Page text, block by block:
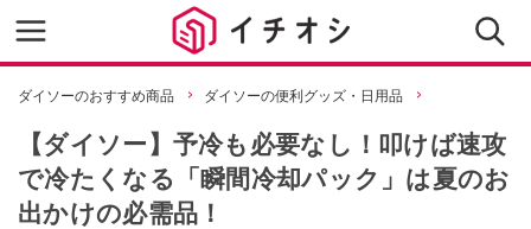
ダイソーのおすすめ商品 ダイソーの便利グッズ・日用品
【ダイソー】予冷も必要なし！叩けば速攻
で冷たくなる「瞬間冷却パック」は夏のお
出かけの必需品！